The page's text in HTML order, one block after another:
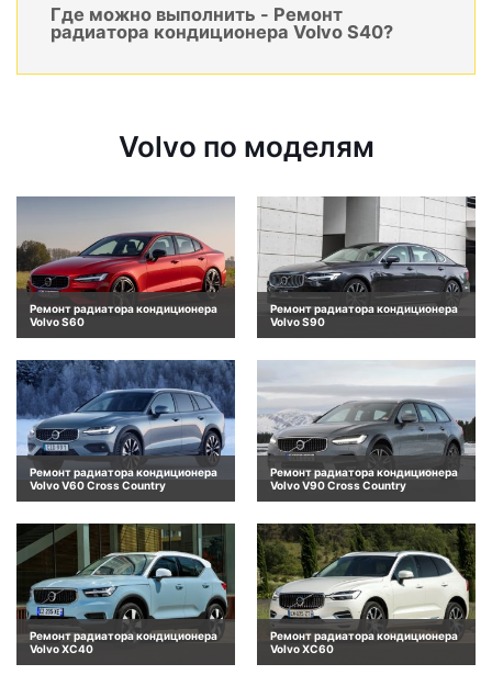
Где можно выполнить - Ремонт
радиатора кондиционера Volvo S40?
Volvo по моделям
Ремонт радиатора кондиционера
Volvo S60
Ремонт радиатора кондиционера
Volvo S90
Ремонт радиатора кондиционера
Volvo V60 Cross Country
Ремонт радиатора кондиционера
Volvo V90 Cross Country
Ремонт радиатора кондиционера
Volvo XC40
Ремонт радиатора кондиционера
Volvo XC60